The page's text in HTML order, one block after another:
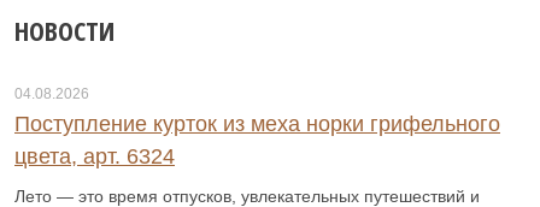
НОВОСТИ
04.08.2026
Поступление курток из меха норки грифельного
цвета, арт. 6324
Лето — это время отпусков, увлекательных путешествий и